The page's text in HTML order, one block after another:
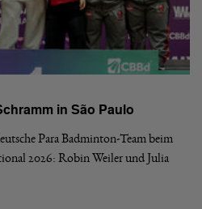
in São Paulo
Para Badminton-Team beim
2026: Robin Weiler und Julia